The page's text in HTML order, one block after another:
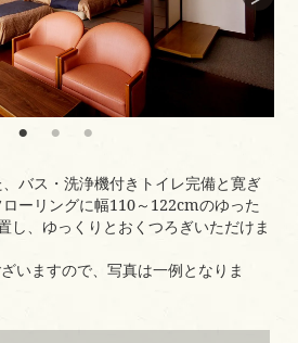
ージタイプ＞
側】
～40m²の広々とした客室です
、金庫、洗浄機付トイレ、ドライ
タオル、歯ブラシ、浴衣、スリッ
ディショナー、ボディソープ、綿
バス・洗浄機付きトイレ完備と寛ぎ
ーリングに幅110～122cmのゆった
し、ゆっくりとおくつろぎいただけま
いますので、写真は一例となりま